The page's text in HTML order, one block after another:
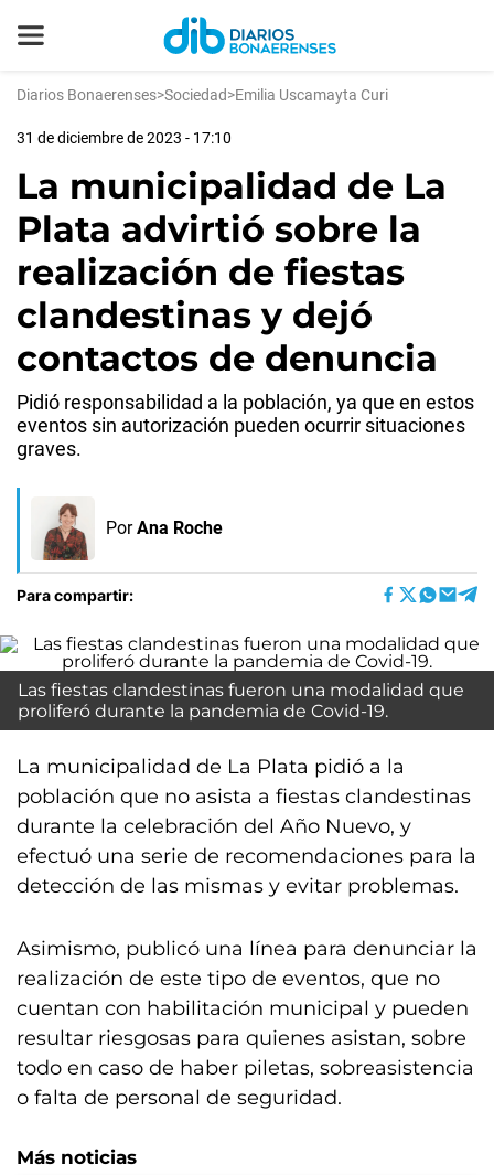
Diarios Bonaerenses>Sociedad>Emilia Uscamayta Curi
31 de diciembre de 2023 - 17:10
La municipalidad de La
Plata advirtió sobre la
realización de fiestas
clandestinas y dejó
contactos de denuncia
Pidió responsabilidad a la población, ya que en estos
eventos sin autorización pueden ocurrir situaciones
graves.
Por Ana Roche
Para compartir:
Las fiestas clandestinas fueron una modalidad que
proliferó durante la pandemia de Covid-19.
La municipalidad de La Plata pidió a la
población que no asista a fiestas clandestinas
durante la celebración del Año Nuevo, y
efectuó una serie de recomendaciones para la
detección de las mismas y evitar problemas.
Asimismo, publicó una línea para denunciar la
realización de este tipo de eventos, que no
cuentan con habilitación municipal y pueden
resultar riesgosas para quienes asistan, sobre
todo en caso de haber piletas, sobreasistencia
o falta de personal de seguridad.
Más noticias